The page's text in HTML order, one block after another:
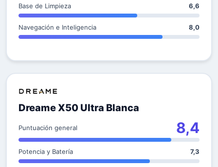
Base de Limpieza 6,6
Navegación e Inteligencia 8,0
Dreame X50 Ultra Blanca
Puntuación general 8,4
Potencia y Batería 7,3